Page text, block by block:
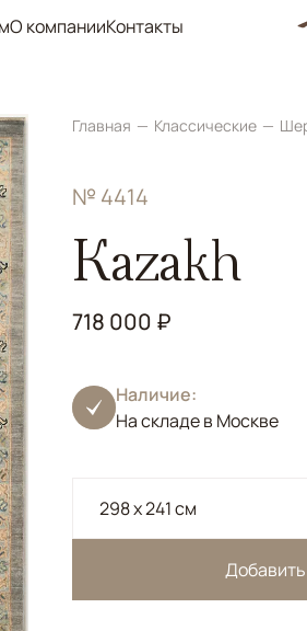
О компанииКонтакты
Главная Классические
№ 4414
Kazakh
718 000 ₽
Наличие:
На складе в Москве
298 x 241 см